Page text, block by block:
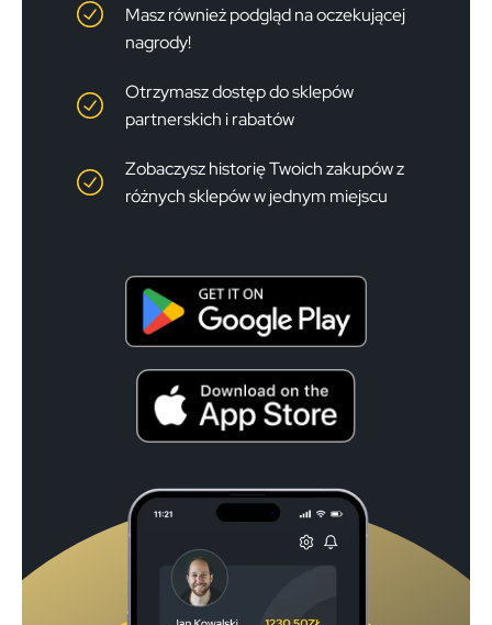
Masz również podgląd na oczekującej
nagrody!
Otrzymasz dostęp do sklepów
partnerskich i rabatów
Zobaczysz historię Twoich zakupów z
różnych sklepów w jednym miejscu